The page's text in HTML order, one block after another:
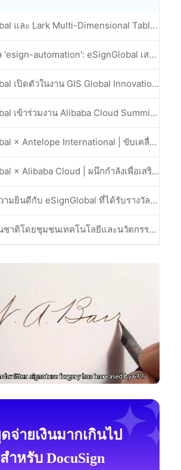
eSignGlobal และ Lark Multi-Dimensional Table ผสานรวมกันอย่างเป็นทางการ: การลงนามและการเก็บถาวรสัญญาอิเล็กทรอนิกส์แบบอัตโนมัติเต็มรูปแบบ
เปิดตัวสกิล 'esign-automation': eSignGlobal เสริมศักยภาพให้ OpenClaw ด้วยลายเซ็นอิเล็กทรอนิกส์อัตโนมัติ
eSignGlobal เปิดตัวในงาน GIS Global Innovation Exhibition 2025
eSignGlobal เข้าร่วมงาน Alibaba Cloud Summit 2025 ที่ฮ่องกง เพื่อขับเคลื่อนนวัตกรรมคลาวด์ที่ขับเคลื่อนด้วย AI และความเชื่อมั่นทางดิจิทัล
eSignGlobal × Antelope International | ขับเคลื่อนเวิร์กโฟลดิจิทัลที่ปลอดภัยและขับเคลื่อนด้วย AI
eSignGlobal × Alibaba Cloud | ผนึกกำลังเพื่อเสริมสร้างความเชื่อมั่นดิจิทัลระดับโลกสำหรับฟินเทค
ขอแสดงความยินดีกับ eSignGlobal ที่ได้รับรางวัล CAHK STAR Award 2025
งานเลี้ยงวันชาติโดยชุมชนเทคโนโลยีและนวัตกรรมฮ่องกง
จ่ายเงินมากเกินไป
สำหรับ DocuSign